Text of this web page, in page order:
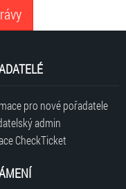
pro nové pořadatele
admin
CheckTicket